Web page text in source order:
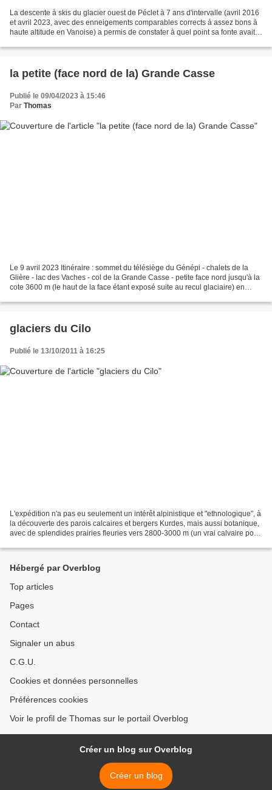
La descente à skis du glacier ouest de Péclet à 7 ans d'intervalle (avril 2016
et avril 2023, avec des enneigements comparables corrects à assez bons à
haute altitude en Vanoise) a permis de constater à quel point sa fonte avait
la petite (face nord de la) Grande Casse
Publié le 09/04/2023 à 15:46
Par Thomas
Le 9 avril 2023 Itinéraire : sommet du télésiège du Génépi - chalets de la
Glière - lac des Vaches - col de la Grande Casse - petite face nord jusqu'à la
cote 3600 m (le haut de la face étant exposé suite au recul glaciaire) en
glaciers du Cilo
Publié le 13/10/2011 à 16:25
L'expédition n'a pas eu seulement un intérêt alpinistique et "ethnologique", à
la découverte des parois calcaires et bergers Kurdes, mais aussi botanique,
avec de splendides prairies fleuries vers 2800-3000 m (un vrai calvaire pour
Hébergé par Overblog
Top articles
Pages
Contact
Signaler un abus
C.G.U.
Cookies et données personnelles
Préférences cookies
Voir le profil de Thomas sur le portail Overblog
Créer un blog sur Overblog
Créer un blog